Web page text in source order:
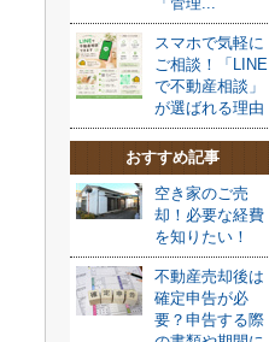
スマホで気軽に
ご相談！「LINE
で不動産相談」
が選ばれる理由
おすすめ記事
空き家のご売
却！必要な経費
を知りたい！
不動産売却後は
確定申告が必
要？申告する際